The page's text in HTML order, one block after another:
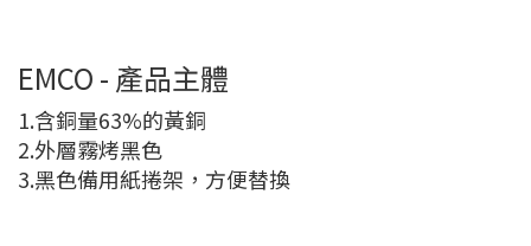
EMCO - 產品主體
1.含銅量63%的黃銅
2.外層霧烤黑色
3.黑色備用紙捲架，方便替換